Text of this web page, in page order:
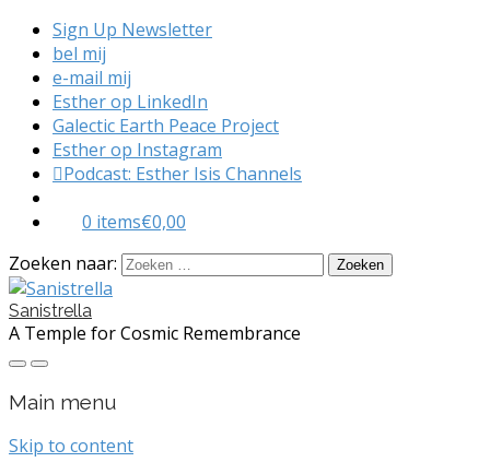
Sign Up Newsletter
bel mij
e-mail mij
Esther op LinkedIn
Galectic Earth Peace Project
Esther op Instagram
Podcast: Esther Isis Channels
0 items€0,00
Zoeken naar:
Sanistrella
A Temple for Cosmic Remembrance
Main menu
Skip to content